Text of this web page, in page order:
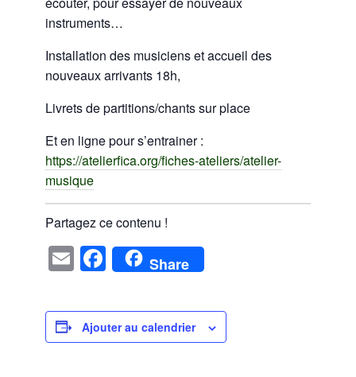
instruments…
Installation des musiciens et accueil des
nouveaux arrivants 18h,
Livrets de partitions/chants sur place
Et en ligne pour s’entrainer :
https://atelierfica.org/fiches-ateliers/atelier-
musique
Partagez ce contenu !
EmailFacebook
Share
Ajouter au calendrier